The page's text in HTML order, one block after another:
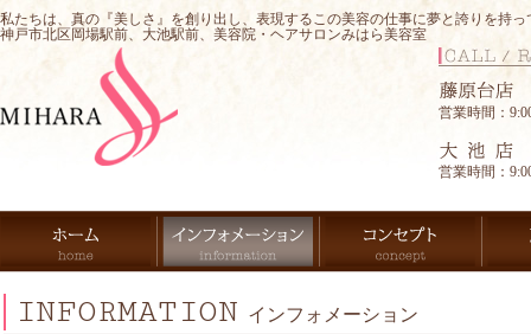
私たちは、真の『美しさ』を創り出し、表現するこの美容の仕事に夢と誇りを持
神戸市北区岡場駅前、大池駅前、美容院・ヘアサロンみはら美容室
営業時間：
営業時間：
INFORMATION インフォメーション